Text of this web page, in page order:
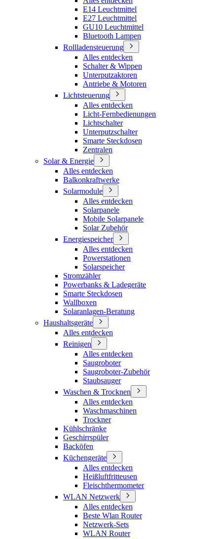
E14 Leuchtmittel
E27 Leuchtmittel
GU10 Leuchtmittel
Bluetooth Lampen
Rollladensteuerung
Alles entdecken
Schalter & Wippen
Unterputzaktoren
Antriebe & Motoren
Lichtsteuerung
Alles entdecken
Licht-Fernbedienungen
Lichtschalter
Unterputzschalter
Smarte Steckdosen
Zentralen
Solar & Energie
Alles entdecken
Balkonkraftwerke
Solarmodule
Alles entdecken
Solarpanele
Mobile Solarpanele
Solar Zubehör
Energiespeicher
Alles entdecken
Powerstationen
Solarspeicher
Stromzähler
Powerbanks & Ladegeräte
Smarte Steckdosen
Wallboxen
Solaranlagen-Beratung
Haushaltsgeräte
Alles entdecken
Reinigen
Alles entdecken
Saugroboter
Saugroboter-Zubehör
Staubsauger
Waschen & Trocknen
Alles entdecken
Waschmaschinen
Trockner
Kühlschränke
Geschirrspüler
Backöfen
Küchengeräte
Alles entdecken
Heißluftfritteusen
Fleischthermometer
WLAN Netzwerk
Alles entdecken
Beste Wlan Router
Netzwerk-Sets
WLAN Router